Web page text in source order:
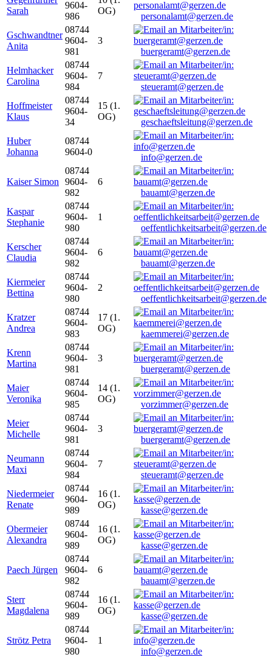
Sarah
9604-
986
OG)
personalamt@gerzen.de
Gschwandtner
Anita
08744
9604-
981
3
buergeramt@gerzen.de
Helmhacker
Carolina
08744
9604-
984
7
steueramt@gerzen.de
Hoffmeister
Klaus
08744
9604-
34
15 (1.
OG)
geschaeftsleitung@gerzen.de
Huber
Johanna
08744
9604-0
info@gerzen.de
Kaiser Simon
08744
9604-
982
6
bauamt@gerzen.de
Kaspar
Stephanie
08744
9604-
980
1
oeffentlichkeitsarbeit@gerzen.de
Kerscher
Claudia
08744
9604-
982
6
bauamt@gerzen.de
Kiermeier
Bettina
08744
9604-
980
2
oeffentlichkeitsarbeit@gerzen.de
Kratzer
Andrea
08744
9604-
983
17 (1.
OG)
kaemmerei@gerzen.de
Krenn
Martina
08744
9604-
981
3
buergeramt@gerzen.de
Maier
Veronika
08744
9604-
985
14 (1.
OG)
vorzimmer@gerzen.de
Meier
Michelle
08744
9604-
981
3
buergeramt@gerzen.de
Neumann
Maxi
08744
9604-
984
7
steueramt@gerzen.de
Niedermeier
Renate
08744
9604-
989
16 (1.
OG)
kasse@gerzen.de
Obermeier
Alexandra
08744
9604-
989
16 (1.
OG)
kasse@gerzen.de
Paech Jürgen
08744
9604-
982
6
bauamt@gerzen.de
Sterr
Magdalena
08744
9604-
989
16 (1.
OG)
kasse@gerzen.de
Strötz Petra
08744
9604-
980
1
info@gerzen.de